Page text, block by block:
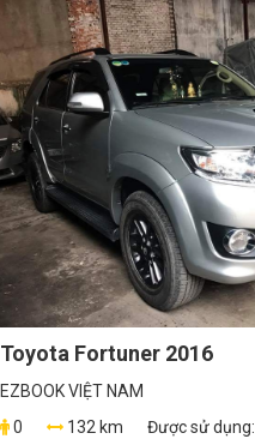
Toyota Fortuner 2016
EZBOOK VIỆT NAM
0
132 km Được sử dụng: